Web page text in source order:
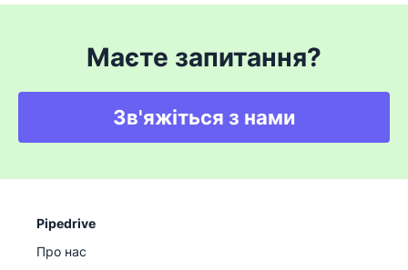
Маєте запитання?
Зв'яжіться з нами
Pipedrive
Про нас